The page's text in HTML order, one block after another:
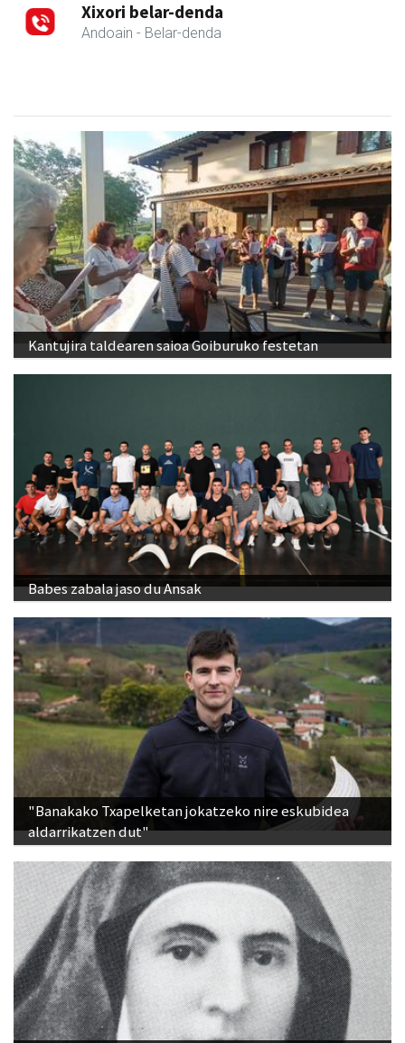
Xixori belar-denda
Andoain - Belar-denda
Kantujira taldearen saioa Goiburuko festetan
Babes zabala jaso du Ansak
"Banakako Txapelketan jokatzeko nire eskubidea
aldarrikatzen dut"